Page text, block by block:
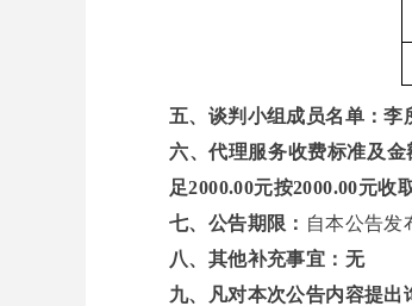
五、谈判小组成员名单：李
六、代理服务收费标准及
足2000.00元按2000.00元
七、公告期限： 自本公告发
八、其他补充事宜：无
九、凡对本次公告内容提出